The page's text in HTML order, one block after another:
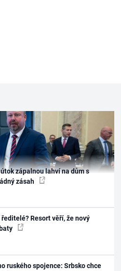
zápalnou lahví na dům s
zásah
Resort věří, že nový
ruského spojence: Srbsko chce